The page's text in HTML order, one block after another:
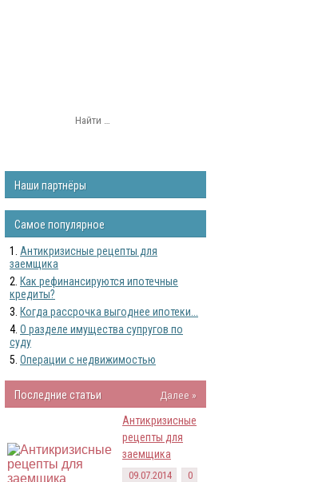
Наши партнёры
Самое популярное
Антикризисные рецепты для
заемщика
Как рефинансируются ипотечные
кредиты?
Когда рассрочка выгоднее ипотеки...
О разделе имущества супругов по
суду
Операции с недвижимостью
Последние статьи
Далее »
Антикризисные
рецепты для
заемщика
09.07.2014 0